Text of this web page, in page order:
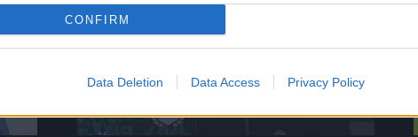
CONFIRM
Data Deletion Data Access Privacy Policy